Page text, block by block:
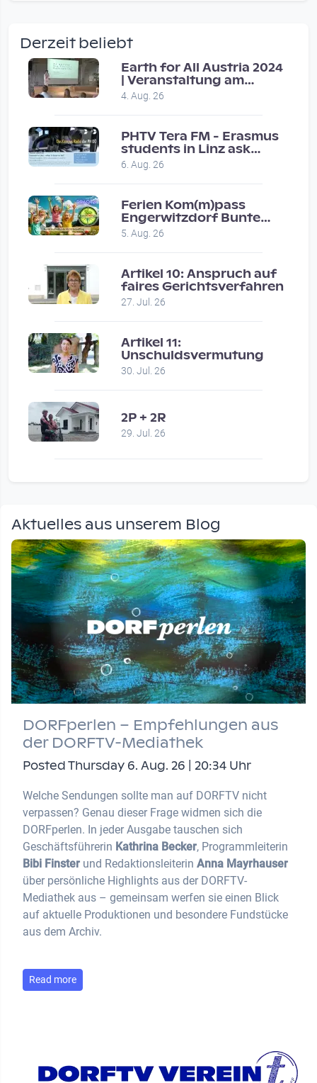
Vor 2 weeks 3 days
Coole Sendung, tolle…
Vor 1 month 2 weeks
Eure Show war super :-)…
Vor 1 month 2 weeks
Derzeit beliebt
Earth for All Austria 2024
| Veranstaltung am
8.7.2024
4. Aug. 26
PHTV Tera FM - Erasmus
students in Linz ask
people on road for
recommendations
6. Aug. 26
Ferien Kom(m)pass
Engerwitzdorf Bunte
Hundestunde
5. Aug. 26
Artikel 10: Anspruch auf
faires Gerichtsverfahren
27. Jul. 26
Artikel 11:
Unschuldsvermutung
30. Jul. 26
2P + 2R
29. Jul. 26
Aktuelles aus unserem Blog
DORFperlen – Empfehlungen aus
der DORFTV-Mediathek
Posted Thursday 6. Aug. 26 | 20:34 Uhr
Welche Sendungen sollte man auf DORFTV nicht
verpassen? Genau dieser Frage widmen sich die
DORFperlen. In jeder Ausgabe tauschen sich
Geschäftsführerin Kathrina Becker, Programmleiterin
Bibi Finster und Redaktionsleiterin Anna Mayrhauser
über persönliche Highlights aus der DORFTV-
Mediathek aus – gemeinsam werfen sie einen Blick
auf aktuelle Produktionen und besondere Fundstücke
aus dem Archiv.
Read more